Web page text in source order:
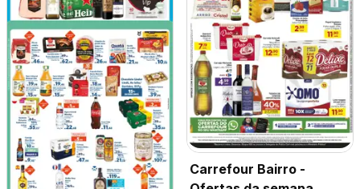
Carrefour Bairro -